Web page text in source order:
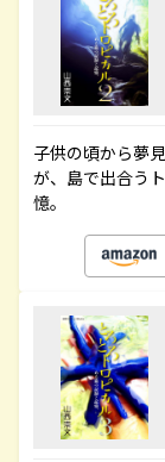
子供の頃から夢
が、島で出合う
憶。